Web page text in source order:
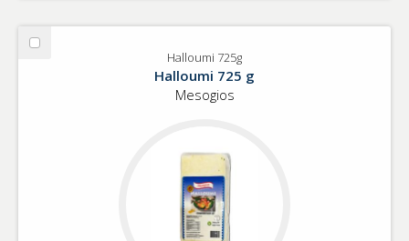
Välj
Halloumi 725g
Halloumi 725 g
Mesogios